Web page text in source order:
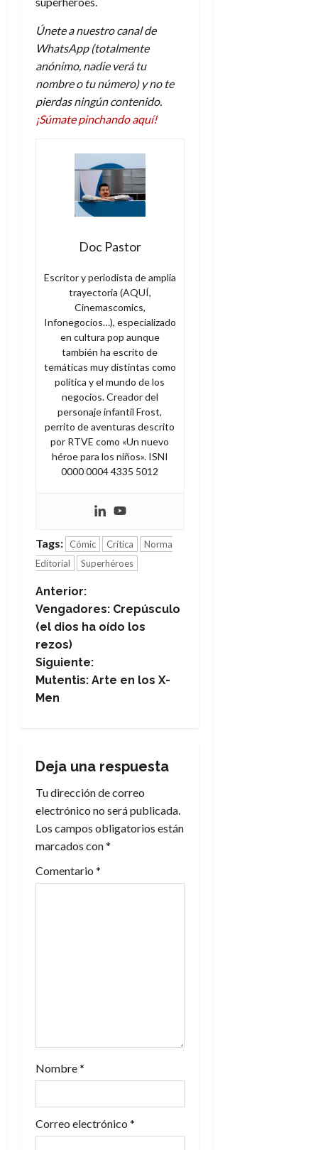
Únete a nuestro canal de
WhatsApp (totalmente
anónimo, nadie verá tu
nombre o tu número) y no te
pierdas ningún contenido.
¡Súmate pinchando aquí!
Doc Pastor
Escritor y periodista de amplia
trayectoria (AQUÍ,
Cinemascomics,
Infonegocios…), especializado
en cultura pop aunque
también ha escrito de
temáticas muy distintas como
política y el mundo de los
negocios. Creador del
personaje infantil Frost,
perrito de aventuras descrito
por RTVE como «Un nuevo
héroe para los niños». ISNI
0000 0004 4335 5012
Tags: Cómic Crítica
Norma
Editorial
Superhéroes
N
a
v
e
c
i
ó
n
r
a
d
a
Anterior:
Vengadores: Crepúsculo
(el dios ha oído los
rezos)
Siguiente:
Mutentis: Arte en los X-
Men
Deja una respuesta
Tu dirección de correo
electrónico no será publicada.
Los campos obligatorios están
marcados con*
Comentario *
Nombre*
Correo electrónico *